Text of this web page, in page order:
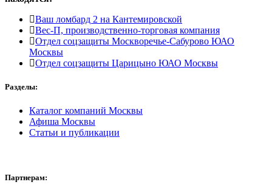
Ваш ломбард 2 на Кантемировской
Вес-П, производственно-торговая компания
Отдел соцзащиты Москворечье-Сабурово ЮАО
Москвы
Отдел соцзащиты Царицыно ЮАО Москвы
Разделы:
Каталог компаний Москвы
Афиша Москвы
Статьи и публикации
Партнерам: